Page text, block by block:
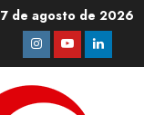
7 de agosto de 2026
Instagram
YoutubeLinkedin